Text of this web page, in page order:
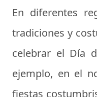
En diferentes
tradiciones y
celebrar el Día
ejemplo, en el
fiestas